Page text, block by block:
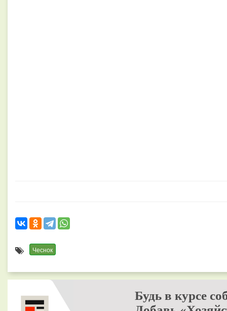
Чеснок
Будь в курсе